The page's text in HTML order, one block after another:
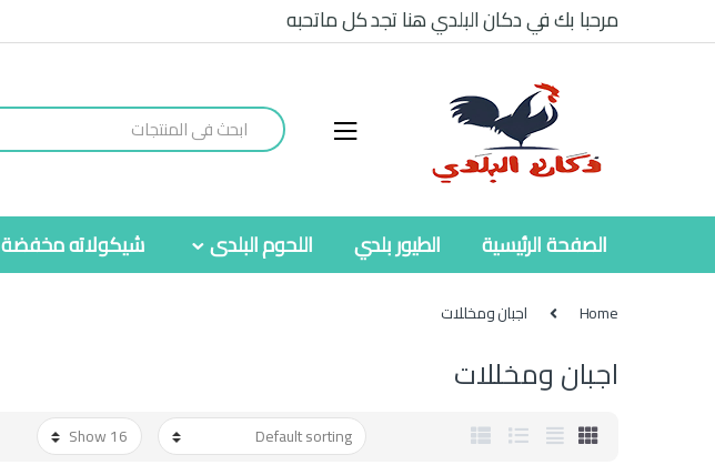
to
to
مرحبا بك في دكان البلدي هنا تجد كل ماتحبه
Search
for:
الصفحة الرئيسية الطيور بلدي اللحوم البلدى شيكولاته مخفضة
Home اجبان ومخللات
اجبان ومخللات